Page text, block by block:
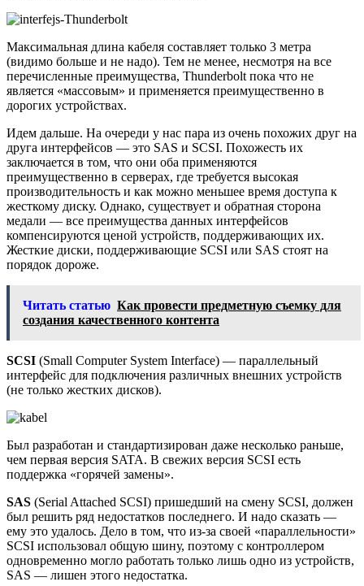
Максимальная длина кабеля составляет только 3 метра
(видимо больше и не надо). Тем не менее, несмотря на все
перечисленные преимущества, Thunderbolt пока что не
является «массовым» и применяется преимущественно в
дорогих устройствах.
Идем дальше. На очереди у нас пара из очень похожих друг на
друга интерфейсов — это SAS и SCSI. Похожесть их
заключается в том, что они оба применяются
преимущественно в серверах, где требуется высокая
производительность и как можно меньшее время доступа к
жесткому диску. Однако, существует и обратная сторона
медали — все преимущества данных интерфейсов
компенсируются ценой устройств, поддерживающих их.
Жесткие диски, поддерживающие SCSI или SAS стоят на
порядок дороже.
Читать статью Как провести предметную съемку для
создания качественного контента
SCSI (Small Computer System Interface) — параллельный
интерфейс для подключения различных внешних устройств
(не только жестких дисков).
Был разработан и стандартизирован даже несколько раньше,
чем первая версия SATA. В свежих версия SCSI есть
поддержка «горячей замены».
SAS (Serial Attached SCSI) пришедший на смену SCSI, должен
был решить ряд недостатков последнего. И надо сказать —
ему это удалось. Дело в том, что из-за своей «параллельности»
SCSI использовал общую шину, поэтому с контроллером
одновременно могло работать только лишь одно из устройств,
SAS — лишен этого недостатка.